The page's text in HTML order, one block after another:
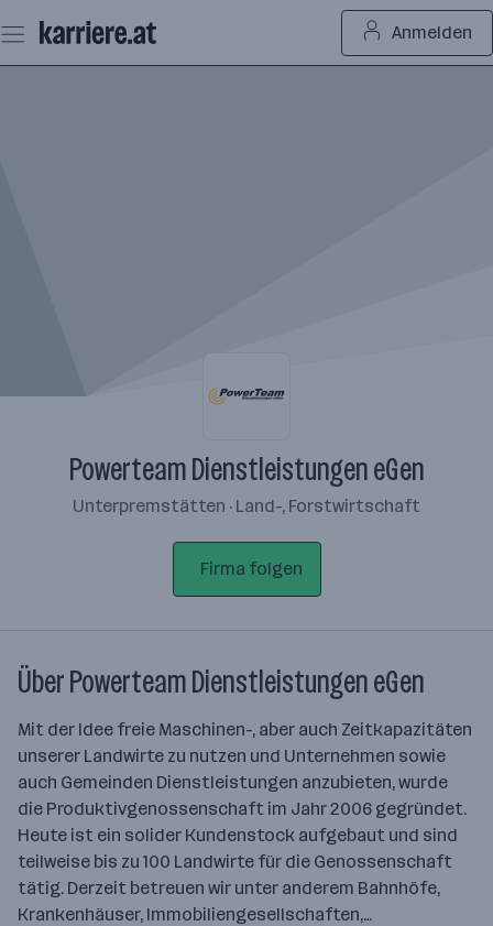
Seiteninhalt
springen
Anmelden
Powerteam Dienstleistungen eGen
Unterpremstätten · Land-, Forstwirtschaft
Firma folgen
Über Powerteam Dienstleistungen eGen
Mit der Idee freie Maschinen-, aber auch Zeitkapazitäten
unserer Landwirte zu nutzen und Unternehmen sowie
auch Gemeinden Dienstleistungen anzubieten, wurde
die Produktivgenossenschaft im Jahr 2006 gegründet.
Heute ist ein solider Kundenstock aufgebaut und sind
teilweise bis zu 100 Landwirte für die Genossenschaft
tätig. Derzeit betreuen wir unter anderem Bahnhöfe,
Krankenhäuser, Immobiliengesellschaften,…